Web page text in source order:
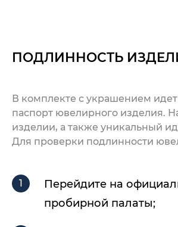
ПОДЛИННОСТЬ
В комплекте с украшением
паспорт ювелирного изделия.
изделии, а также уникальный
Для проверки подлинности
Перейдите на
пробирной палаты;